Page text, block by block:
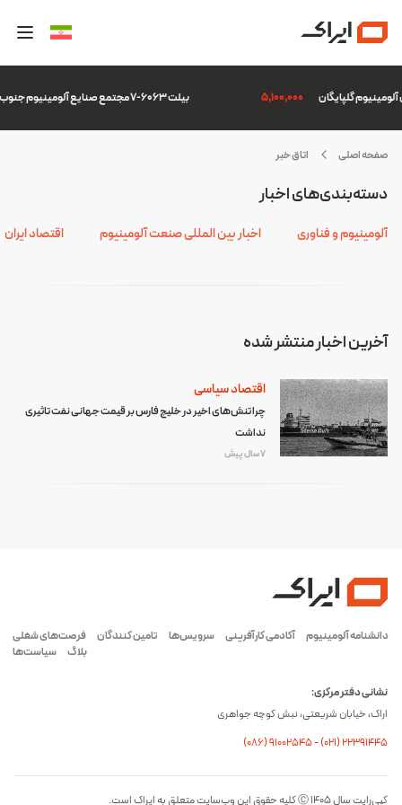
بیلت 6063-7 مجتمع صنایع آلومینیوم جنوب 5,100,000
صفحه اصلی اتاق خبر
خلیج
آخرین اخبار منتشر شده
اقتصاد سیاسی
چرا تنش‌های اخیر در خلیج فارس بر قیمت جهانی نفت تاثیری
نداشت
7 سال پیش
دسته‌بندی‌های اخبار
آلومینیوم و فناوری اخبار بین المللی صنعت آلومینیوم اقتصاد ایران
دانشنامه آلومینیوم آکادمی کارآفرینی سرویس‌ها تامین کنندگان
فرصت‌های شغلی
بلاگ
سیاست‌ها
نشانی دفتر مرکزی:
اراک، خیابان شریعتی، نبش کوچه جواهری
(۰۸۶) ۹۱۰۰۲۵۴۵-(۰21) 22391445
کپی‌رایت سال ۱۴۰۵ Ⓒ کلیه حقوق این وب‌سایت متعلق به ایراک است.